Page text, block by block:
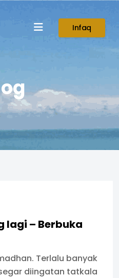
Infaq
lagi – Berbuka
Terlalu banyak
diingatan tatkala